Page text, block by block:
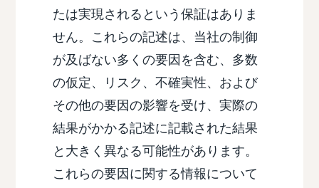
たは実現されるという保証はありま
せん。これらの記述は、当社の制御
が及ばない多くの要因を含む、多数
の仮定、リスク、不確実性、および
その他の要因の影響を受け、実際の
結果がかかる記述に記載された結果
と大きく異なる可能性があります。
これらの要因に関する情報について